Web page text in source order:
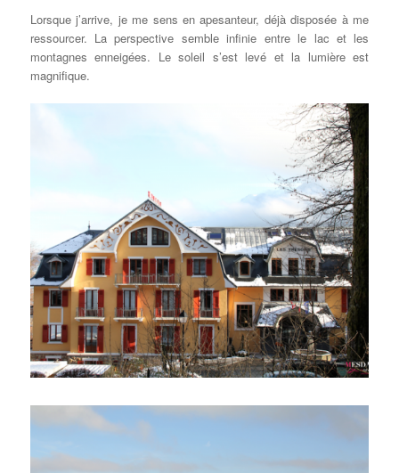
Lorsque j’arrive, je me sens en apesanteur, déjà disposée à me
ressourcer. La perspective semble infinie entre le lac et les
montagnes enneigées. Le soleil s’est levé et la lumière est
magnifique.